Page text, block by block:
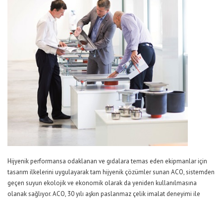
Hijyenik performansa odaklanan ve gıdalara temas eden ekipmanlar için
tasarım ilkelerini uygulayarak tam hijyenik çözümler sunan ACO, sistemden
geçen suyun ekolojik ve ekonomik olarak da yeniden kullanılmasına
olanak sağlıyor. ACO, 30 yılı aşkın paslanmaz çelik imalat deneyimi ile